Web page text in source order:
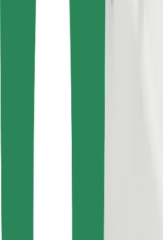
Descargar la app de Bolt
Encontrá tu comida favorita